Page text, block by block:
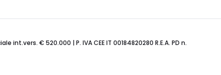
int.vers. € 520.000 | P. IVA CEE IT 00184820280 R.E.A. PD n.